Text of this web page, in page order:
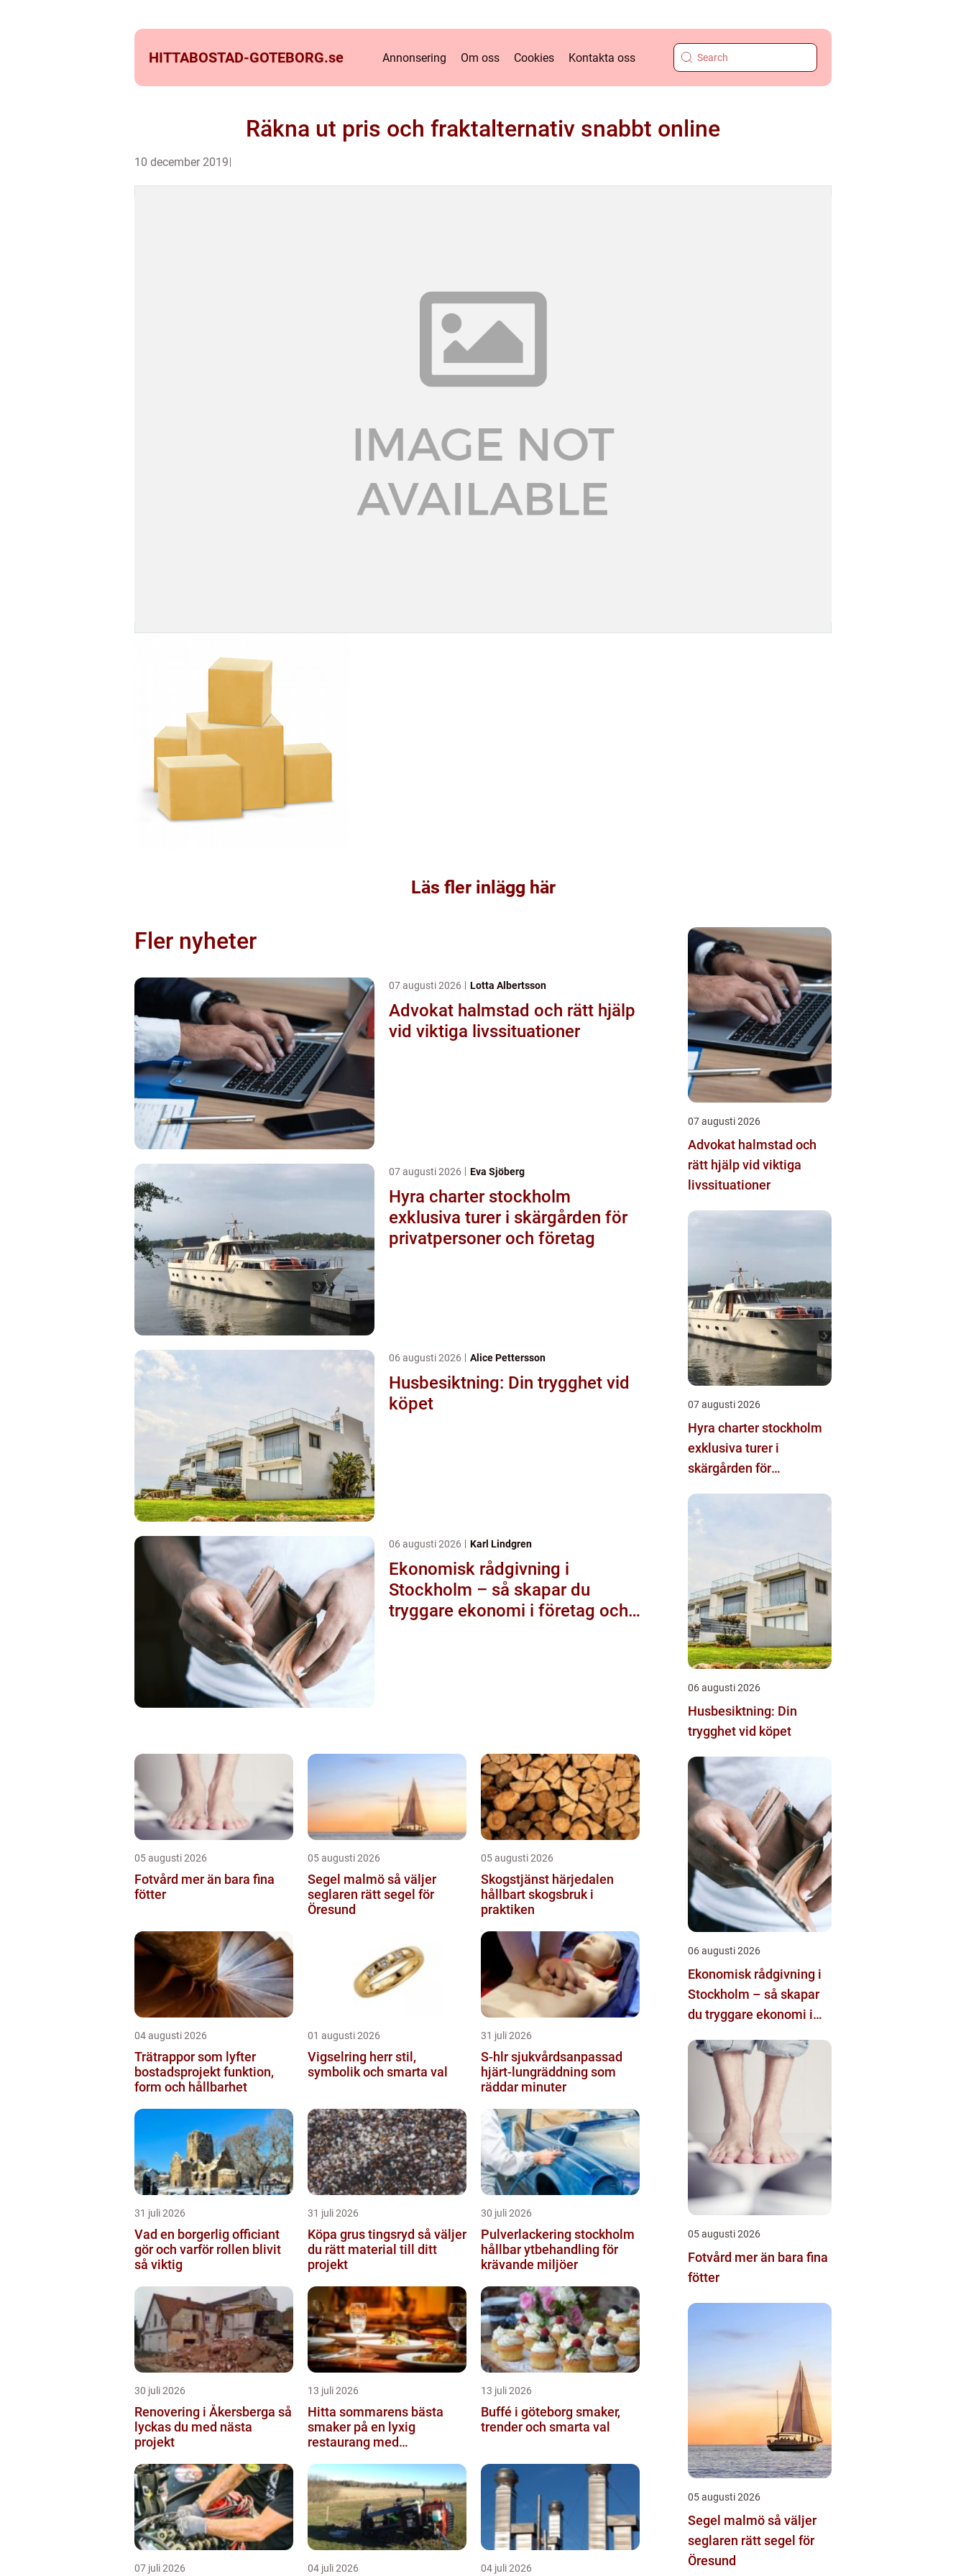
HITTABOSTAD-GOTEBORG.se Annonsering Om oss Cookies Kontakta oss
Räkna ut pris och fraktalternativ snabbt online
10 december 2019
Läs fler inlägg här
Fler nyheter
07 augusti 2026 Lotta Albertsson
Advokat halmstad och rätt hjälp
vid viktiga livssituationer
07 augusti 2026 Eva Sjöberg
Hyra charter stockholm
exklusiva turer i skärgården för
privatpersoner och företag
06 augusti 2026 Alice Pettersson
Husbesiktning: Din trygghet vid
köpet
06 augusti 2026 Karl Lindgren
Ekonomisk rådgivning i
Stockholm – så skapar du
tryggare ekonomi i företag och
05 augusti 2026
Fotvård mer än bara fina
fötter
05 augusti 2026
Segel malmö så väljer
seglaren rätt segel för
Öresund
05 augusti 2026
Skogstjänst härjedalen
hållbart skogsbruk i
praktiken
04 augusti 2026
Trätrappor som lyfter
bostadsprojekt funktion,
form och hållbarhet
01 augusti 2026
Vigselring herr stil,
symbolik och smarta val
31 juli 2026
S-hlr sjukvårdsanpassad
hjärt-lungräddning som
räddar minuter
31 juli 2026
Vad en borgerlig officiant
gör och varför rollen blivit
så viktig
31 juli 2026
Köpa grus tingsryd så väljer
du rätt material till ditt
projekt
30 juli 2026
Pulverlackering stockholm
hållbar ytbehandling för
krävande miljöer
30 juli 2026
Renovering i Åkersberga så
lyckas du med nästa
projekt
13 juli 2026
Hitta sommarens bästa
smaker på en lyxig
restaurang med
13 juli 2026
Buffé i göteborg smaker,
trender och smarta val
07 juli 2026 04 juli 2026 04 juli 2026
07 augusti 2026
Advokat halmstad och
rätt hjälp vid viktiga
livssituationer
07 augusti 2026
Hyra charter stockholm
exklusiva turer i
skärgården för
företag
06 augusti 2026
Husbesiktning: Din
trygghet vid köpet
06 augusti 2026
Ekonomisk rådgivning i
Stockholm – så skapar
du tryggare ekonomi i
05 augusti 2026
Fotvård mer än bara fina
fötter
05 augusti 2026
Segel malmö så väljer
seglaren rätt segel för
Öresund